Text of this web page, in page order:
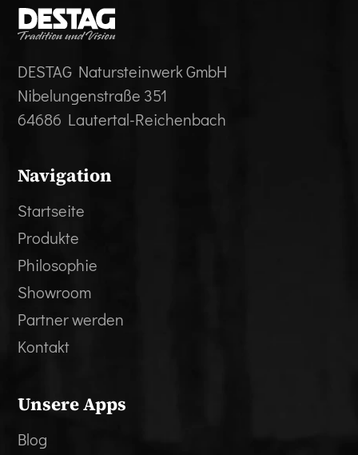
DESTAG Natursteinwerk GmbH
Nibelungenstraße 351
64686 Lautertal-Reichenbach
Navigation
Startseite
Produkte
Philosophie
Showroom
Partner werden
Kontakt
Unsere Apps
Blog